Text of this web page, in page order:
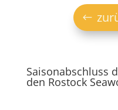
Saisonabschluss
den Rostock